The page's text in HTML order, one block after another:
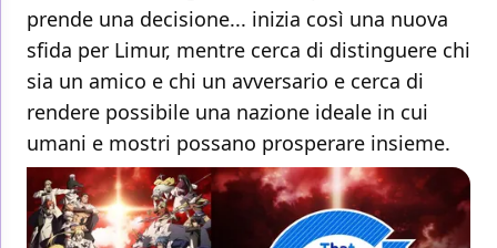
prende una decisione... inizia così una nuova
sfida per Limur, mentre cerca di distinguere chi
sia un amico e chi un avversario e cerca di
rendere possibile una nazione ideale in cui
umani e mostri possano prosperare insieme.